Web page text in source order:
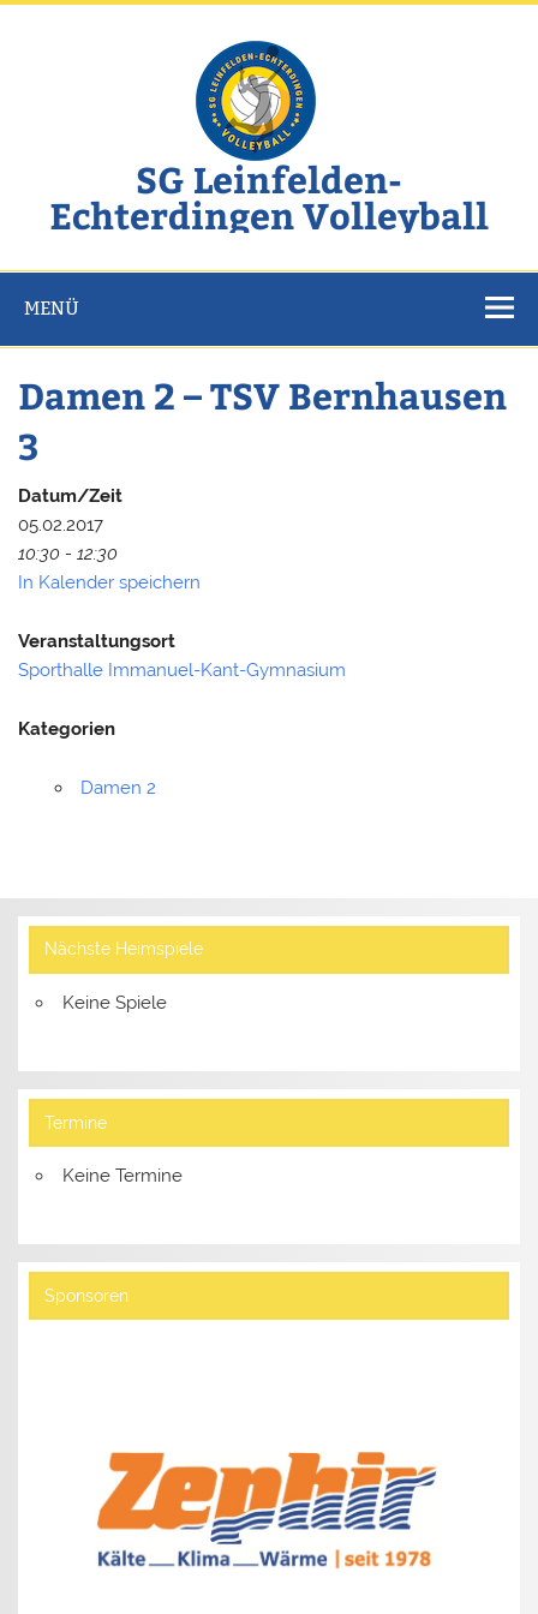
Zum
SG Leinfelden-
Echterdingen Volleyball
MENÜ
Damen 2 – TSV Bernhausen
3
Datum/Zeit
05.02.2017
10:30 - 12:30
In Kalender speichern
Veranstaltungsort
Sporthalle Immanuel-Kant-Gymnasium
Kategorien
Damen 2
Nächste Heimspiele
Keine Spiele
Termine
Keine Termine
Sponsoren